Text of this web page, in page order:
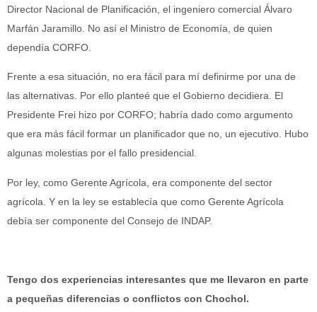
Director Nacional de Planificación, el ingeniero comercial Álvaro
Marfán Jaramillo. No así el Ministro de Economía, de quien
dependía CORFO.
Frente a esa situación, no era fácil para mí definirme por una de
las alternativas. Por ello planteé que el Gobierno decidiera. El
Presidente Frei hizo por CORFO; habría dado como argumento
que era más fácil formar un planificador que no, un ejecutivo. Hubo
algunas molestias por el fallo presidencial.
Por ley, como Gerente Agrícola, era componente del sector
agrícola. Y en la ley se establecía que como Gerente Agrícola
debía ser componente del Consejo de INDAP.
Tengo dos experiencias interesantes que me llevaron en parte
a pequeñas diferencias o conflictos con Chochol.